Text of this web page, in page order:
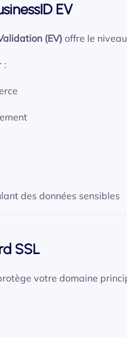
EV
(EV) offre le
:
des données sensibles
SSL
votre domaine